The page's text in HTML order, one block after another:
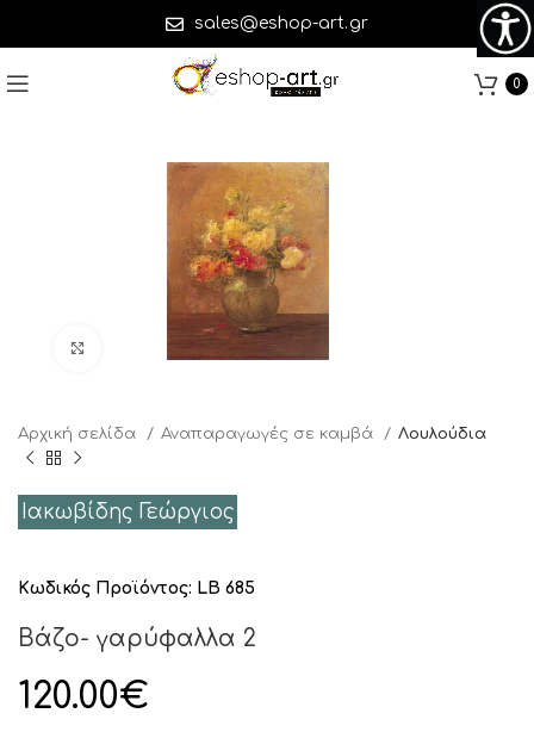
sales@eshop-art.gr
0
Click to enlarge
Αρχική σελίδα Αναπαραγωγές σε καμβά Λουλούδια
Ιακωβίδης Γεώργιος
Κωδικός Προϊόντος: LB 685
Βάζο- γαρύφαλλα 2
120.00€